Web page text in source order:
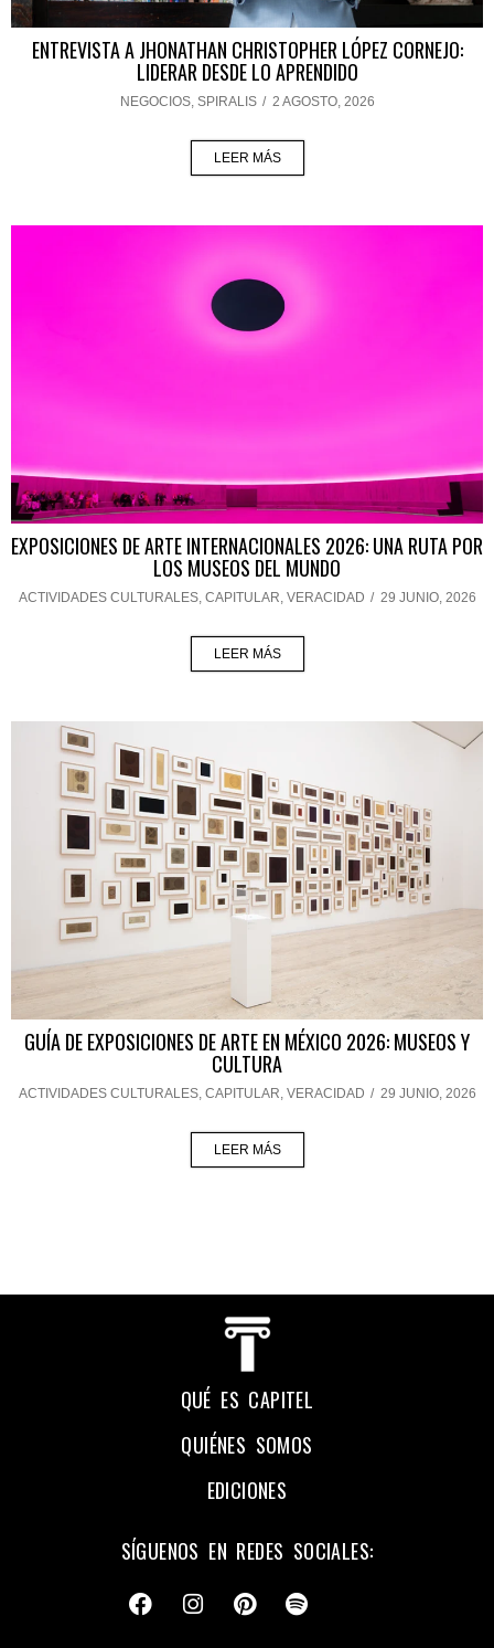
ENTREVISTA A JHONATHAN CHRISTOPHER LÓPEZ CORNEJO:
LIDERAR DESDE LO APRENDIDO
NEGOCIOS, SPIRALIS / 2 AGOSTO, 2026
LEER MÁS
EXPOSICIONES DE ARTE INTERNACIONALES 2026: UNA RUTA POR
LOS MUSEOS DEL MUNDO
ACTIVIDADES CULTURALES, CAPITULAR, VERACIDAD / 29 JUNIO, 2026
LEER MÁS
GUÍA DE EXPOSICIONES DE ARTE EN MÉXICO 2026: MUSEOS Y
CULTURA
ACTIVIDADES CULTURALES, CAPITULAR, VERACIDAD / 29 JUNIO, 2026
LEER MÁS
QUÉ ES CAPITEL
QUIÉNES SOMOS
EDICIONES
SÍGUENOS EN REDES SOCIALES: